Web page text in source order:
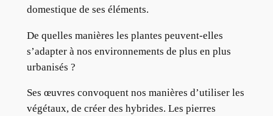
domestique de ses éléments.
De quelles manières les plantes peuvent-elles
s’adapter à nos environnements de plus en plus
urbanisés ?
Ses œuvres convoquent nos manières d’utiliser les
végétaux, de créer des hybrides. Les pierres